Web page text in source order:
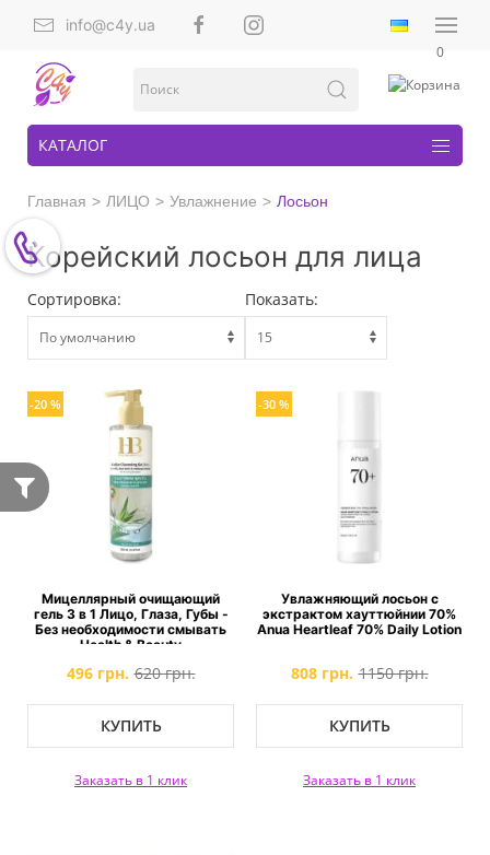
info@c4y.ua
0
КАТАЛОГ
Главная ЛИЦО Увлажнение Лосьон
Корейский лосьон для лица
Сортировка: Показать:
-20 %
Мицеллярный очищающий
гель 3 в 1 Лицо, Глаза, Губы -
Без необходимости смывать
Health & Beauty
496 грн. 620 грн.
КУПИТЬ
Заказать в 1 клик
-30 %
Увлажняющий лосьон с
экстрактом хауттюйнии 70%
Anua Heartleaf 70% Daily Lotion
808 грн. 1150 грн.
КУПИТЬ
Заказать в 1 клик